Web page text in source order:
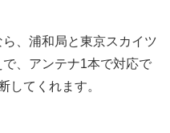
、浦和局と東京スカイツ
、アンテナ1本で対応で
してくれます。